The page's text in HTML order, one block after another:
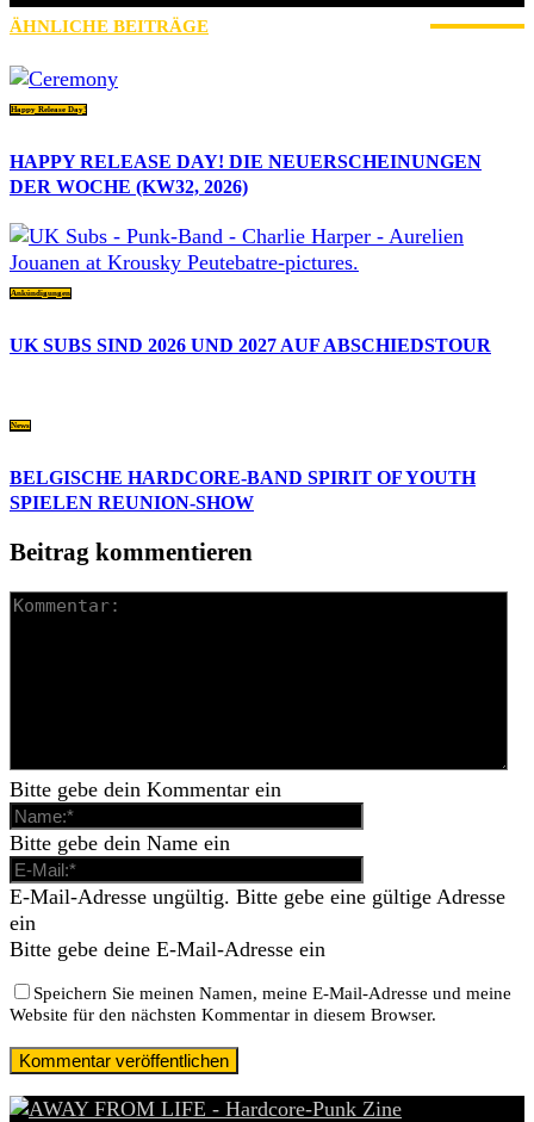
ÄHNLICHE BEITRÄGE
Happy Release Day!
HAPPY RELEASE DAY! DIE NEUERSCHEINUNGEN
DER WOCHE (KW32, 2026)
Ankündigungen
UK SUBS SIND 2026 UND 2027 AUF ABSCHIEDSTOUR
News
BELGISCHE HARDCORE-BAND SPIRIT OF YOUTH
SPIELEN REUNION-SHOW
Beitrag kommentieren
Bitte gebe dein Kommentar ein
Bitte gebe dein Name ein
E-Mail-Adresse ungültig. Bitte gebe eine gültige Adresse
ein
Bitte gebe deine E-Mail-Adresse ein
Speichern Sie meinen Namen, meine E-Mail-Adresse und meine
Website für den nächsten Kommentar in diesem Browser.